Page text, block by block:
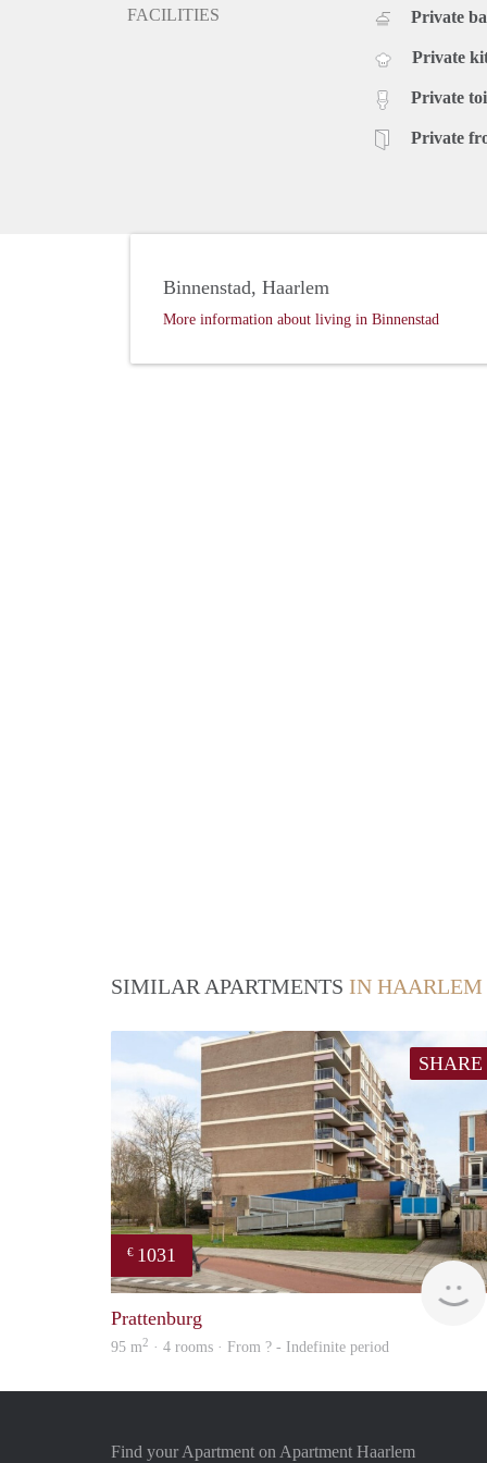
FACILITIES Private
Private
Private
Private
Binnenstad, Haarlem
More information about living in Binnenstad
SIMILAR APARTMENTS IN HAARLEM
SHARE
€ 1031
Prattenburg
95 m2 · 4 rooms · From ? - Indefinite period
Find your Apartment on Apartment Haarlem